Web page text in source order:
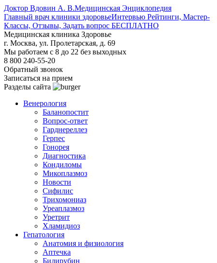
Доктор Вдовин А. В.Медицинская Энциклопедия
Главный врач клиники здоровьеИнтервью Рейтинги, Мастер-
Классы, Отзывы, Задать вопрос БЕСПЛАТНО
Медицинская клиника Здоровье
г. Москва, ул. Пролетарская, д. 69
Мы работаем с 8 до 22 без выходных
8 800 240-55-20
Обратный звонок
Записаться на прием
Разделы сайта
Венерология
Баланопостит
Вопрос-ответ
Гарднереллез
Герпес
Гонорея
Диагностика
Кондиломы
Микоплазмоз
Новости
Сифилис
Трихомониаз
Уреаплазмоз
Уретрит
Хламидиоз
Гепатология
Анатомия и физиология
Аптечка
Билирубин